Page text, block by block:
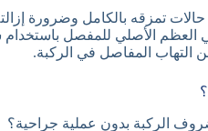
تمزقه بالكامل وضرورة
الأصلي للمفصل باستخدام
التهاب المفاصل في الركبة.